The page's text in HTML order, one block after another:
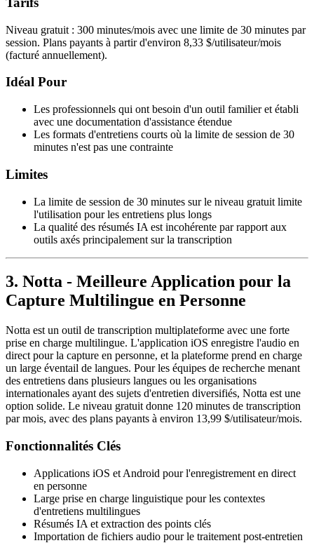
Niveau gratuit : 300 minutes/mois avec une limite de 30 minutes par
session. Plans payants à partir d'environ 8,33 $/utilisateur/mois
(facturé annuellement).
Idéal Pour
Les professionnels qui ont besoin d'un outil familier et établi
avec une documentation d'assistance étendue
Les formats d'entretiens courts où la limite de session de 30
minutes n'est pas une contrainte
Limites
La limite de session de 30 minutes sur le niveau gratuit limite
l'utilisation pour les entretiens plus longs
La qualité des résumés IA est incohérente par rapport aux
outils axés principalement sur la transcription
3. Notta - Meilleure Application pour la
Capture Multilingue en Personne
Notta est un outil de transcription multiplateforme avec une forte
prise en charge multilingue. L'application iOS enregistre l'audio en
direct pour la capture en personne, et la plateforme prend en charge
un large éventail de langues. Pour les équipes de recherche menant
des entretiens dans plusieurs langues ou les organisations
internationales ayant des sujets d'entretien diversifiés, Notta est une
option solide. Le niveau gratuit donne 120 minutes de transcription
par mois, avec des plans payants à environ 13,99 $/utilisateur/mois.
Fonctionnalités Clés
Applications iOS et Android pour l'enregistrement en direct
en personne
Large prise en charge linguistique pour les contextes
d'entretiens multilingues
Résumés IA et extraction des points clés
Importation de fichiers audio pour le traitement post-entretien